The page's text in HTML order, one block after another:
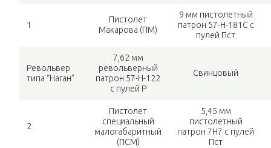
1
Пистолет
Макарова (ПМ)
9 мм пистолетный
патрон 57-Н-181С с
пулей Пст
Револьвер
типа “Наган”
7,62 мм
револьверный
патрон 57-Н-122
с пулей Р
Свинцовый
2
Пистолет
специальный
малогабаритный
(ПСМ)
5,45 мм
пистолетный
патрон 7Н7 с пулей
Пст